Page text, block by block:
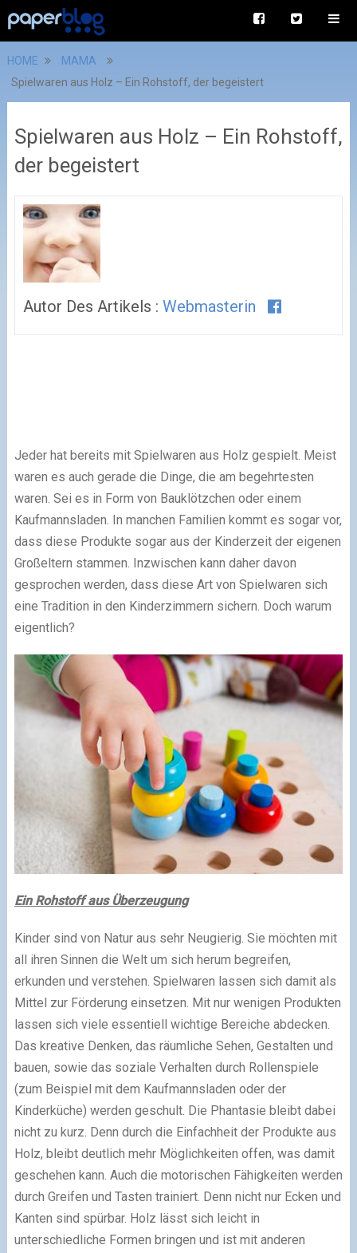
HOME
MAMA
Spielwaren aus Holz – Ein Rohstoff, der begeistert
Spielwaren aus Holz – Ein Rohstoff,
der begeistert
Autor Des Artikels : Webmasterin
Jeder hat bereits mit Spielwaren aus Holz gespielt. Meist
waren es auch gerade die Dinge, die am begehrtesten
waren. Sei es in Form von Bauklötzchen oder einem
Kaufmannsladen. In manchen Familien kommt es sogar vor,
dass diese Produkte sogar aus der Kinderzeit der eigenen
Großeltern stammen. Inzwischen kann daher davon
gesprochen werden, dass diese Art von Spielwaren sich
eine Tradition in den Kinderzimmern sichern. Doch warum
eigentlich?
Ein Rohstoff aus Überzeugung
Kinder sind von Natur aus sehr Neugierig. Sie möchten mit
all ihren Sinnen die Welt um sich herum begreifen,
erkunden und verstehen. Spielwaren lassen sich damit als
Mittel zur Förderung einsetzen. Mit nur wenigen Produkten
lassen sich viele essentiell wichtige Bereiche abdecken.
Das kreative Denken, das räumliche Sehen, Gestalten und
bauen, sowie das soziale Verhalten durch Rollenspiele
(zum Beispiel mit dem Kaufmannsladen oder der
Kinderküche) werden geschult. Die Phantasie bleibt dabei
nicht zu kurz. Denn durch die Einfachheit der Produkte aus
Holz, bleibt deutlich mehr Möglichkeiten offen, was damit
geschehen kann. Auch die motorischen Fähigkeiten werden
durch Greifen und Tasten trainiert. Denn nicht nur Ecken und
Kanten sind spürbar. Holz lässt sich leicht in
unterschiedliche Formen bringen und ist mit anderen